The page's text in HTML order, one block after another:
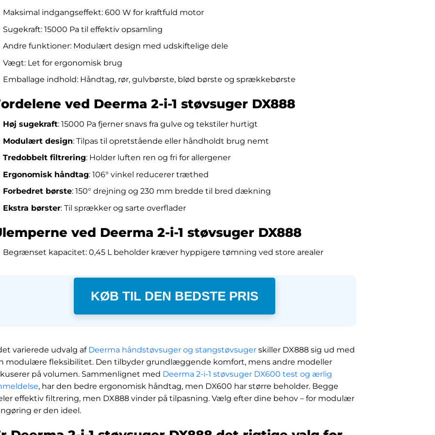
Maksimal indgangseffekt: 600 W for kraftfuld motor
Sugekraft: 15000 Pa til effektiv opsamling
Andre funktioner: Modulært design med udskiftelige dele
Vægt: Let for ergonomisk brug
Emballage indhold: Håndtag, rør, gulvbørste, blød børste og sprækkebørste
ved Deerma 2-i-1 støvsuger DX888
Høj sugekraft: 15000 Pa fjerner snavs fra gulve og tekstiler hurtigt
Modulært design: Tilpas til opretstående eller håndholdt brug nemt
Tredobbelt filtrering: Holder luften ren og fri for allergener
Ergonomisk håndtag: 106° vinkel reducerer træthed
Forbedret børste: 150° drejning og 230 mm bredde til bred dækning
Ekstra børster: Til sprækker og sarte overflader
ved Deerma 2-i-1 støvsuger DX888
Begrænset kapacitet: 0,45 L beholder kræver hyppigere tømning ved store arealer
KØB TIL DEN BEDSTE PRIS
varierede udvalg af Deerma håndstøvsuger og stangstøvsuger skiller DX888 sig ud med
modulære fleksibilitet. Den tilbyder grundlæggende komfort, mens andre modeller
på volumen. Sammenlignet med Deerma 2-i-1 støvsuger DX600 test og ærlig
, har den bedre ergonomisk håndtag, men DX600 har større beholder. Begge
effektiv filtrering, men DX888 vinder på tilpasning. Vælg efter dine behov – for modulær
er den ideel.